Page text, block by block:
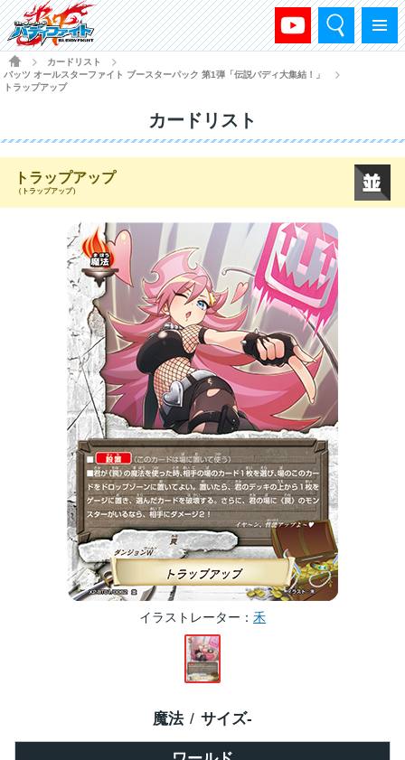
メニュー
検索
HOME
カードリスト
バッツ オールスターファイト ブースターパック 第1弾「伝説バディ大集結！」
トラップアップ
カードリスト
トラップアップ
（トラップアップ）
イラストレーター 禾
魔法 サイズ-